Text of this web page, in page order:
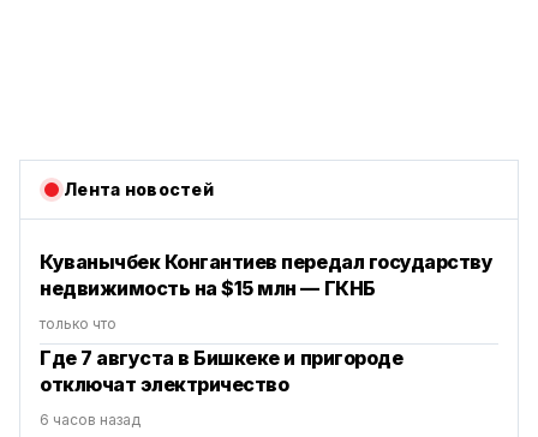
Лента новостей
Куванычбек Конгантиев передал государству
недвижимость на $15 млн — ГКНБ
только что
Где 7 августа в Бишкеке и пригороде
отключат электричество
6 часов назад